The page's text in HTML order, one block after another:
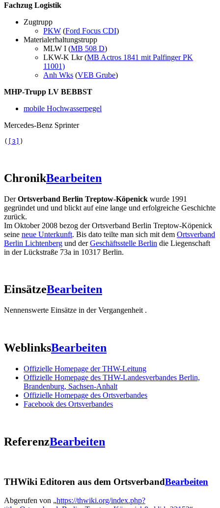
Fachzug Logistik
Zugtrupp
PKW (Ford Focus CDI)
Materialerhaltungstrupp
MLW I (MB 508 D)
LKW-K Lkr (MB Actros 1841 mit Palfinger PK
11001)
Anh Wks (VEB Grube)
MHP-Trupp LV BEBBST
mobile Hochwasserpegel
Mercedes-Benz Sprinter
( [3]
ChronikBearbeiten
DerOrtsverband Berlin Treptow-Köpenick wurde 1991
gegründet und und blickt auf eine lange und erfolgreiche Geschichte
zurück.
Im Oktober 2008 bezog der Ortsverband Berlin Treptow-Köpenick
seine neue Unterkunft. Bis dato teilte man sich mit dem Ortsverband
Berlin Lichtenberg und derGeschäftsstelle Berlin die Liegenschaft
in der Lückstraße 73a in 10317 Berlin.
EinsätzeBearbeiten
Nennenswerte Einsätze in der Vergangenheit .
WeblinksBearbeiten
Offizielle Homepage der THW-Leitung
Offizielle Homepage des THW-Landesverbandes Berlin,
Brandenburg, Sachsen-Anhalt
Offizielle Homepage des Ortsverbandes
Facebook des Ortsverbandes
ReferenzBearbeiten
THWiki Editoren aus dem OrtsverbandBearbeiten
Abgerufen von „https://thwiki.org/index.php?